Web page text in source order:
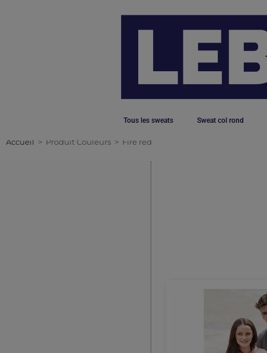
Tous les sweats Sweat col rond
Accueil > Produit Couleurs > Fire red